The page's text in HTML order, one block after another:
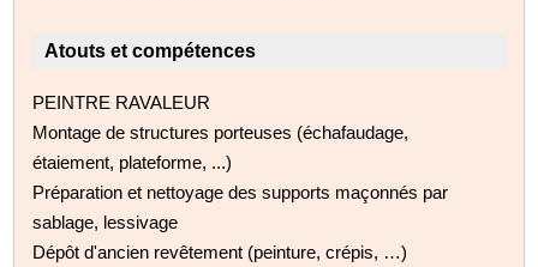
Atouts et compétences
PEINTRE RAVALEUR
Montage de structures porteuses (échafaudage,
étaiement, plateforme, ...)
Préparation et nettoyage des supports maçonnés par
sablage, lessivage
Dépôt d'ancien revêtement (peinture, crépis, …)